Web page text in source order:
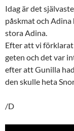
Idag är det
påskmat och
stora Adina.
Efter att vi
geten och det var
efter att Gunilla
den skulle heta
/D